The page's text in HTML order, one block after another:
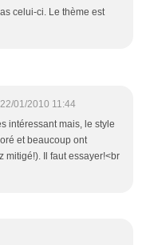
celui-ci. Le thème est
22/01/2010 11:44
intéressant mais, le style
et beaucoup ont
mitigé!). Il faut essayer!<br